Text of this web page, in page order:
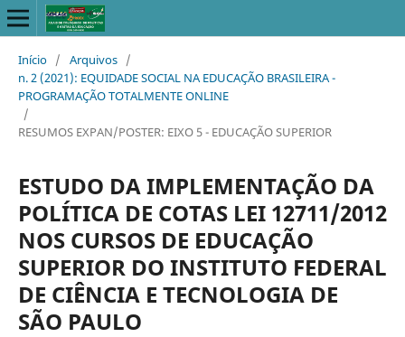
Início / Arquivos /
n. 2 (2021): EQUIDADE SOCIAL NA EDUCAÇÃO BRASILEIRA -
PROGRAMAÇÃO TOTALMENTE ONLINE
/
RESUMOS EXPAN/POSTER: EIXO 5 - EDUCAÇÃO SUPERIOR
ESTUDO DA IMPLEMENTAÇÃO DA
POLÍTICA DE COTAS LEI 12711/2012
NOS CURSOS DE EDUCAÇÃO
SUPERIOR DO INSTITUTO FEDERAL
DE CIÊNCIA E TECNOLOGIA DE
SÃO PAULO